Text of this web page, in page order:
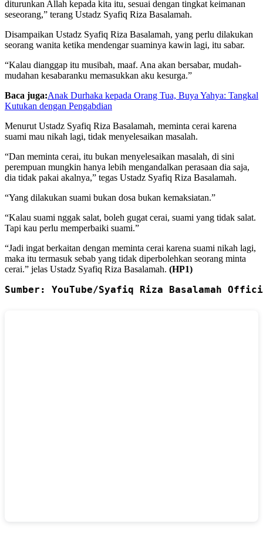
diturunkan Allah kepada kita itu, sesuai dengan tingkat keimanan
seseorang,” terang Ustadz Syafiq Riza Basalamah.
Disampaikan Ustadz Syafiq Riza Basalamah, yang perlu dilakukan
seorang wanita ketika mendengar suaminya kawin lagi, itu sabar.
“Kalau dianggap itu musibah, maaf. Ana akan bersabar, mudah-
mudahan kesabaranku memasukkan aku kesurga.”
Baca juga:Anak Durhaka kepada Orang Tua, Buya Yahya: Tangkal
Kutukan dengan Pengabdian
Menurut Ustadz Syafiq Riza Basalamah, meminta cerai karena
suami mau nikah lagi, tidak menyelesaikan masalah.
“Dan meminta cerai, itu bukan menyelesaikan masalah, di sini
perempuan mungkin hanya lebih mengandalkan perasaan dia saja,
dia tidak pakai akalnya,” tegas Ustadz Syafiq Riza Basalamah.
“Yang dilakukan suami bukan dosa bukan kemaksiatan.”
“Kalau suami nggak salat, boleh gugat cerai, suami yang tidak salat.
Tapi kau perlu memperbaiki suami.”
“Jadi ingat berkaitan dengan meminta cerai karena suami nikah lagi,
maka itu termasuk sebab yang tidak diperbolehkan seorang minta
cerai.” jelas Ustadz Syafiq Riza Basalamah. (HP1)
Sumber: YouTube/Syafiq Riza Basalamah